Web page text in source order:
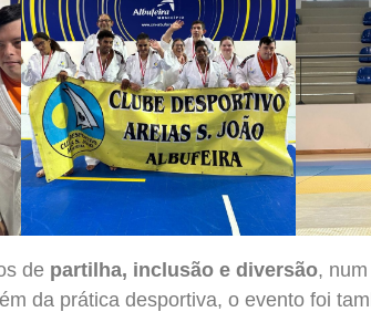
de partilha, inclusão e diversão,
da prática desportiva, o evento foi